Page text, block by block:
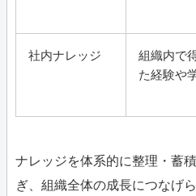
社内ナレッジ
組織内で
た経験や
ナレッジを体系的に整理・蓄
ぎ、組織全体の成長につなげ